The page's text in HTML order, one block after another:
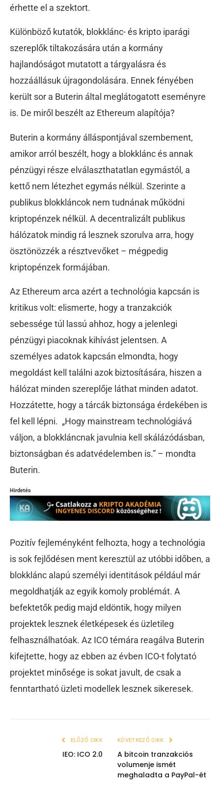
érhette el a szektort.
Különböző kutatók, blokklánc- és kripto iparági
szereplők tiltakozására után a kormány
hajlandóságot mutatott a tárgyalásra és
hozzáállásuk újragondolására. Ennek fényében
került sor a Buterin által meglátogatott eseményre
is. De miről beszélt az Ethereum alapítója?
Buterin a kormány álláspontjával szembement,
amikor arról beszélt, hogy a blokklánc és annak
pénzügyi része elválaszthatatlan egymástól, a
kettő nem létezhet egymás nélkül. Szerinte a
publikus blokkláncok nem tudnának működni
kriptopénzek nélkül. A decentralizált publikus
hálózatok mindig rá lesznek szorulva arra, hogy
ösztönözzék a résztvevőket – mégpedig
kriptopénzek formájában.
Az Ethereum arca azért a technológia kapcsán is
kritikus volt: elismerte, hogy a tranzakciók
sebessége túl lassú ahhoz, hogy a jelenlegi
pénzügyi piacoknak kihívást jelentsen. A
személyes adatok kapcsán elmondta, hogy
megoldást kell találni azok biztosítására, hiszen a
hálózat minden szereplője láthat minden adatot.
Hozzátette, hogy a tárcák biztonsága érdekében is
fel kell lépni. „Hogy mainstream technológiává
váljon, a blokkláncnak javulnia kell skálázódásban,
biztonságban és adatvédelemben is.” – mondta
Buterin.
Hirdetés
Pozitív fejleményként felhozta, hogy a technológia
is sok fejlődésen ment keresztül az utóbbi időben, a
blokklánc alapú személyi identitások például már
megoldhatják az egyik komoly problémát. A
befektetők pedig majd eldöntik, hogy milyen
projektek lesznek életképesek és üzletileg
felhasználhatóak. Az ICO témára reagálva Buterin
kifejtette, hogy az ebben az évben ICO-t folytató
projektet minősége is sokat javult, de csak a
fenntartható üzleti modellek lesznek sikeresek.
ELŐZŐ CIKK
IEO: ICO 2.0
KÖVETKEZŐ CIKK
A bitcoin tranzakciós
volumenje ismét
meghaladta a PayPal-ét